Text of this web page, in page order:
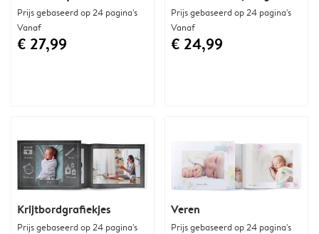
Krijtbordgrafiekjes
Prijs gebaseerd op 24 pagina's
Prijs gebaseerd op 24 pagina's
Vanaf
€ 24,99
Veren
Prijs gebaseerd op 24 pagina's
Prijs gebaseerd op 24 pagina's
Vanaf
€ 27,99